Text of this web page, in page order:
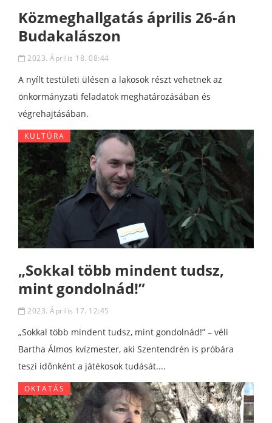
Közmeghallgatás április 26-án
Budakalászon
2023. Április 18. 08:44
A nyílt testületi ülésen a lakosok részt vehetnek az
önkormányzati feladatok meghatározásában és
végrehajtásában.
KULTÚRA
„Sokkal több mindent tudsz,
mint gondolnád!”
2023. Április 17. 12:45
„Sokkal több mindent tudsz, mint gondolnád!” – véli
Bartha Álmos kvízmester, aki Szentendrén is próbára
teszi időnként a játékosok tudását....
OKTATÁS